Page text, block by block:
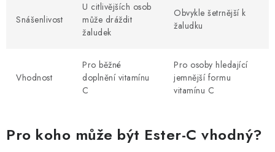
Snášenlivost
U citlivějších osob
může dráždit
žaludek
Obvykle šetrnější k
žaludku
Vhodnost
Pro běžné
doplnění vitamínu
C
Pro osoby hledající
jemnější formu
vitamínu C
Pro koho může být Ester-C vhodný?